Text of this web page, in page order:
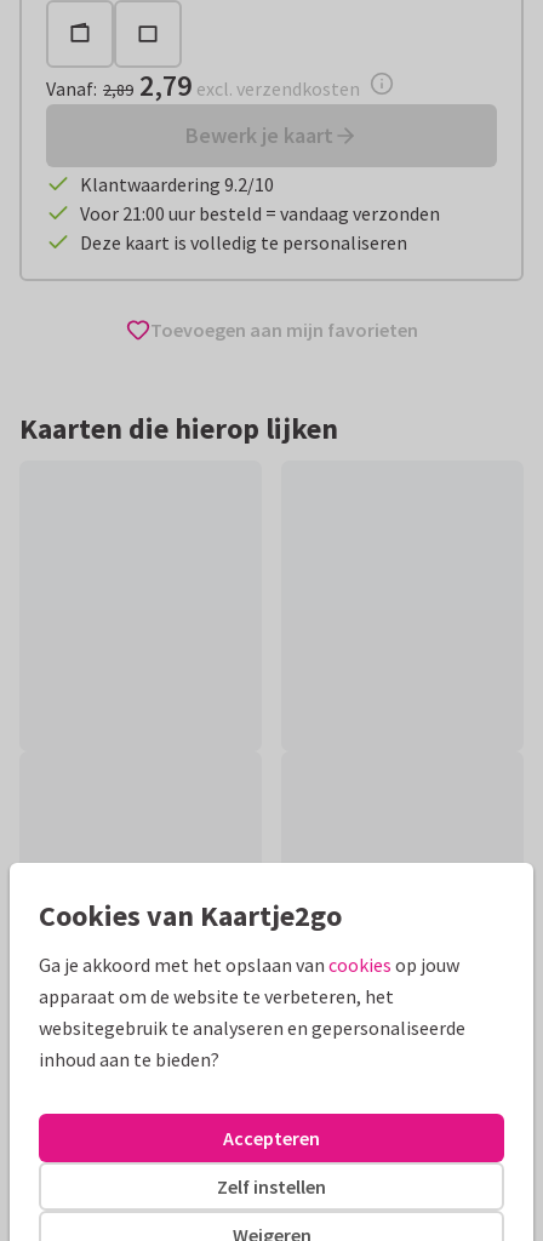
Vanaf: 2,89 2,79 excl. verzendkosten
Bewerk je kaart
Klantwaardering 9.2/10
Voor 21:00 uur besteld = vandaag verzonden
Deze kaart is volledig te personaliseren
Toevoegen aan mijn favorieten
Kaarten die hierop lijken
Vrolijk felicitatie kaartje voor een 40-jarig huwelijk. Met
slingers en confetti op een krijtbord achtergrond.
Alle kaarten zijn helemaal naar wens aan te passen
Cookies van Kaartje2go
Ga je akkoord met het opslaan van cookies op jouw
apparaat om de website te verbeteren, het
websitegebruik te analyseren en gepersonaliseerde
inhoud aan te bieden?
Weigeren
Zelf instellen
Accepteren